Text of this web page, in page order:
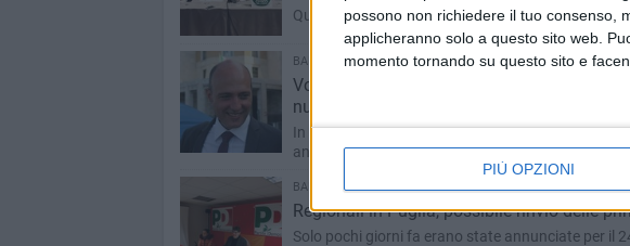
possono non richiedere il tuo consenso,
applicheranno solo a questo sito web.
momento tornando su questo sito e
PIÙ OPZIONI
Questa mattina a Bari la presentazione della
BARI - 11 FEBBRAIO 2019
Voto in Abruzzo, il consigliere della Regione
nulla è deleterio»
In seguito alla notizia della caduta dei 5stelle e
anche Emiliano: «Il nostro avversario sarà Salvini»
BARI - 8 FEBBRAIO 2019
Regionali in Puglia, possibile rinvio delle
Solo pochi giorni fa erano state annunciate per il